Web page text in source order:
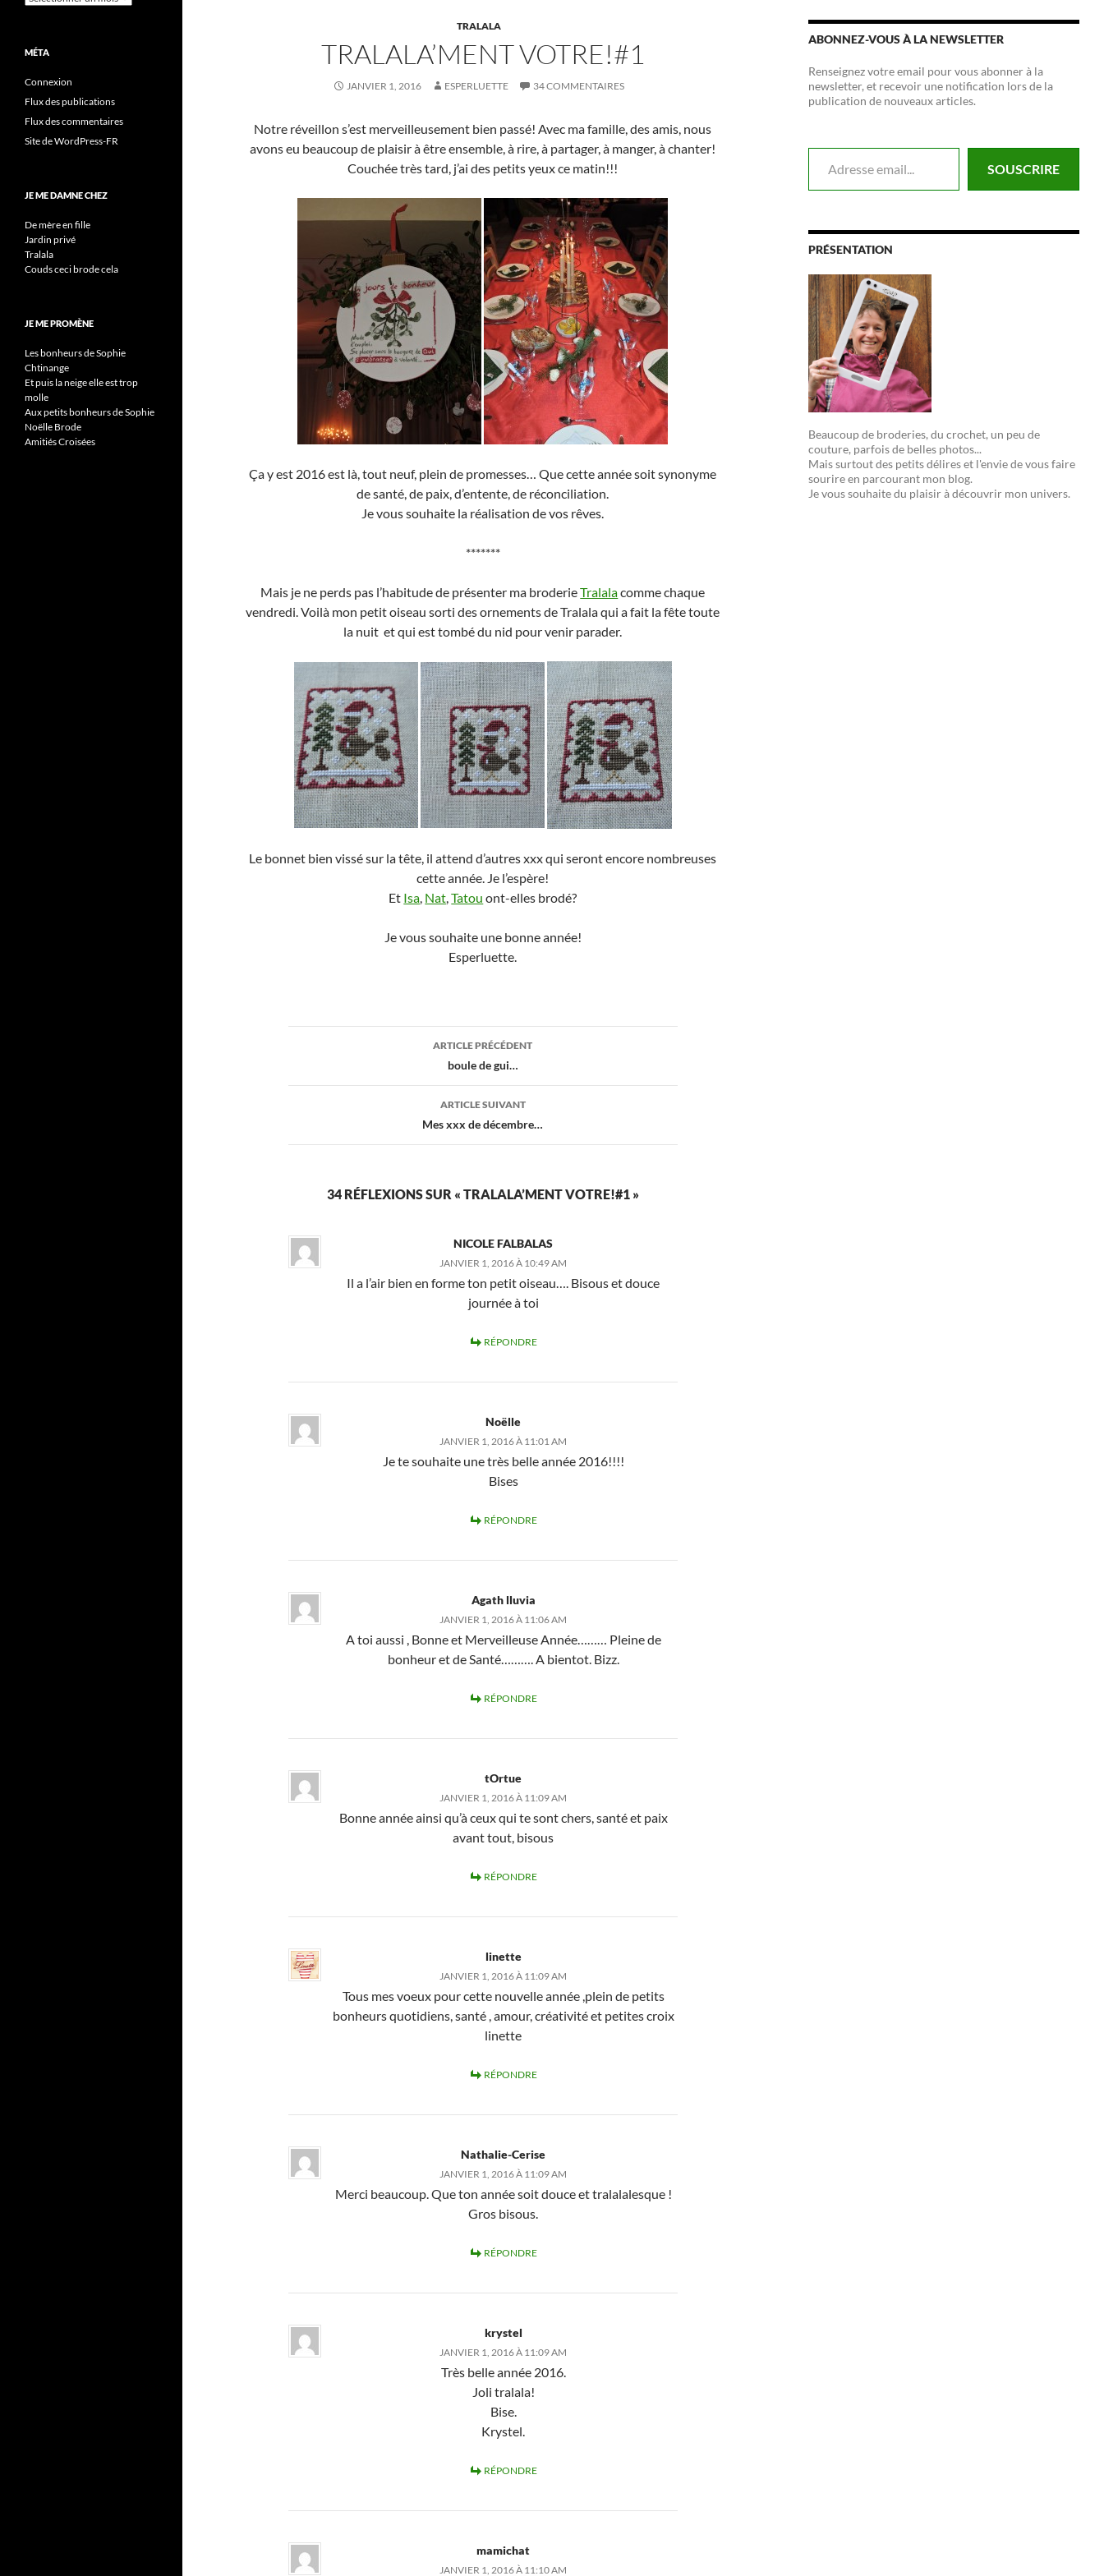
TRALALA
TRALALA’MENT VOTRE!#1
JANVIER 1, 2016 ESPERLUETTE 34 COMMENTAIRES
Notre réveillon s’est merveilleusement bien passé! Avec ma famille, des amis, nous
avons eu beaucoup de plaisir à être ensemble, à rire, à partager, à manger, à chanter!
Couchée très tard, j’ai des petits yeux ce matin!!!
Ça y est 2016 est là, tout neuf, plein de promesses… Que cette année soit synonyme
de santé, de paix, d’entente, de réconciliation.
Je vous souhaite la réalisation de vos rêves.
*******
Mais je ne perds pas l’habitude de présenter ma broderieTralalacomme chaque
vendredi. Voilà mon petit oiseau sorti des ornements de Tralala qui a fait la fête toute
la nuit et qui est tombé du nid pour venir parader.
Le bonnet bien vissé sur la tête, il attend d’autres xxx qui seront encore nombreuses
cette année. Je l’espère!
Et Isa Nat ,Tatou ont-elles brodé?
Je vous souhaite une bonne année!
Esperluette.
ARTICLE PRÉCÉDENT
boule de gui…
ARTICLE SUIVANT
Mes xxx de décembre…
34 RÉFLEXIONS SUR « TRALALA’MENT VOTRE!#1 »
NICOLE FALBALAS
JANVIER 1, 2016 À 10:49 AM
Il a l’air bien en forme ton petit oiseau…. Bisous et douce
journée à toi
RÉPONDRE
Noëlle
JANVIER 1, 2016 À 11:01 AM
Je te souhaite une très belle année 2016!!!!
Bises
RÉPONDRE
Agath lluvia
JANVIER 1, 2016 À 11:06 AM
A toi aussi , Bonne et Merveilleuse Année……… Pleine de
bonheur et de Santé………. A bientot. Bizz.
RÉPONDRE
tOrtue
JANVIER 1, 2016 À 11:09 AM
Bonne année ainsi qu’à ceux qui te sont chers, santé et paix
avant tout, bisous
RÉPONDRE
linette
JANVIER 1, 2016 À 11:09 AM
Tous mes voeux pour cette nouvelle année ,plein de petits
bonheurs quotidiens, santé , amour, créativité et petites croix
linette
RÉPONDRE
Nathalie-Cerise
JANVIER 1, 2016 À 11:09 AM
Merci beaucoup. Que ton année soit douce et tralalalesque !
Gros bisous.
RÉPONDRE
krystel
JANVIER 1, 2016 À 11:09 AM
Très belle année 2016.
Joli tralala!
Bise.
Krystel.
RÉPONDRE
mamichat
JANVIER 1, 2016 À 11:10 AM
ABONNEZ-VOUS À LA NEWSLETTER
Renseignez votre email pour vous abonner à la
newsletter, et recevoir une notification lors de la
publication de nouveaux articles.
Adresse email...
SOUSCRIRE
PRÉSENTATION
Beaucoup de broderies, du crochet, un peu de
couture, parfois de belles photos...
Mais surtout des petits délires et l'envie de vous faire
sourire en parcourant mon blog.
Je vous souhaite du plaisir à découvrir mon univers.
MÉTA
Connexion
Flux des publications
Flux des commentaires
Site de WordPress-FR
JE ME DAMNE CHEZ
De mère en fille
Jardin privé
Tralala
Couds ceci brode cela
JE ME PROMÈNE
Les bonheurs de Sophie
Chtinange
Et puis la neige elle est trop
molle
Aux petits bonheurs de Sophie
Noëlle Brode
Amitiés Croisées